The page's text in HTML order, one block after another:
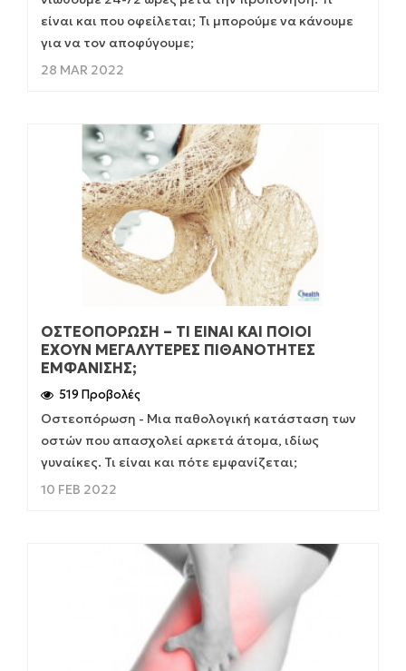
είναι και που οφείλεται; Τι μπορούμε να κάνουμε
για να τον αποφύγουμε;
28 MAR 2022
ΟΣΤΕΟΠΌΡΩΣΗ – ΤΙ ΕΊΝΑΙ ΚΑΙ ΠΟΙΟΊ
ΈΧΟΥΝ ΜΕΓΑΛΎΤΕΡΕΣ ΠΙΘΑΝΌΤΗΤΕΣ
ΕΜΦΆΝΙΣΗΣ;
519 Προβολές
Οστεοπόρωση - Μια παθολογική κατάσταση των
οστών που απασχολεί αρκετά άτομα, ιδίως
γυναίκες. Τι είναι και πότε εμφανίζεται;
10 FEB 2022